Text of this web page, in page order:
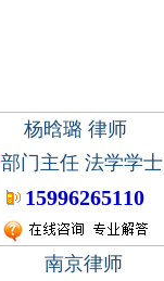
杨晗璐 律师
部门主任 法学学士
15996265110